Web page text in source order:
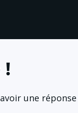
!
une réponse